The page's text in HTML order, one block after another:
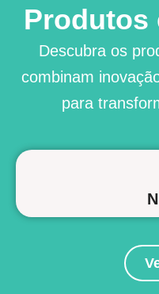
Produtos
Descubra os
combinam
para